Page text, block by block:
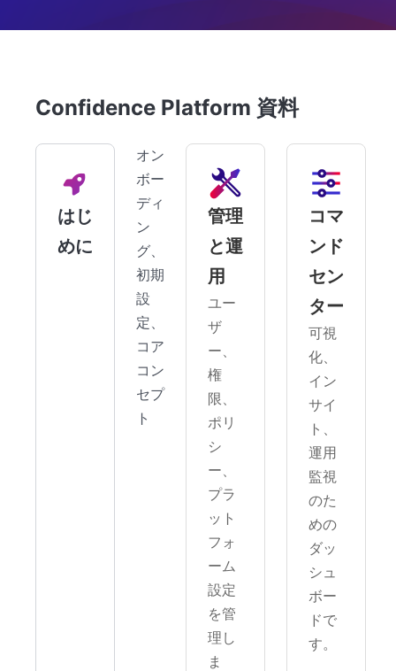
Confidence Platform 資料
はじ
めに
オン
ボー
ディ
ン
グ、
初期
設
定、
コア
コン
セプ
ト
管理
と運
用
ユー
ザ
ー、
権
限、
ポリ
シ
ー、
プラ
ット
フォ
ーム
設定
を管
理し
ま
コマ
ンド
セン
ター
可視
化、
イン
サイ
ト、
運用
監視
のた
めの
ダッ
シュ
ボー
ドで
す。